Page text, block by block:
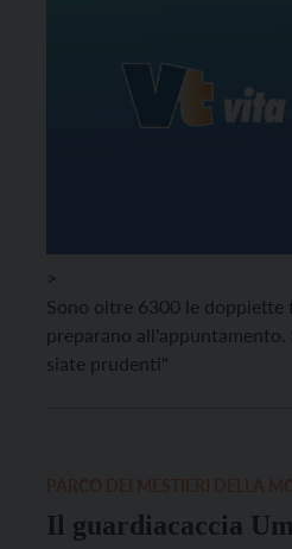
>
Sono oltre 6300 le doppiette
preparano all'appuntamento.
siate prudenti"
Il guardiacaccia